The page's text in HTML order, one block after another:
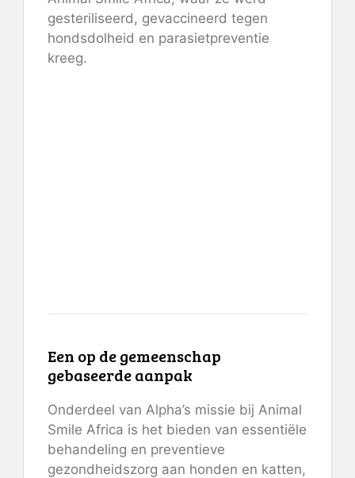
gesteriliseerd, gevaccineerd tegen
hondsdolheid en parasietpreventie
kreeg.
Een op de gemeenschap
gebaseerde aanpak
Onderdeel van Alpha’s missie bij Animal
Smile Africa is het bieden van essentiële
behandeling en preventieve
gezondheidszorg aan honden en katten,